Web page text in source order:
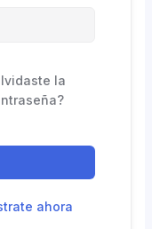
la
ahora